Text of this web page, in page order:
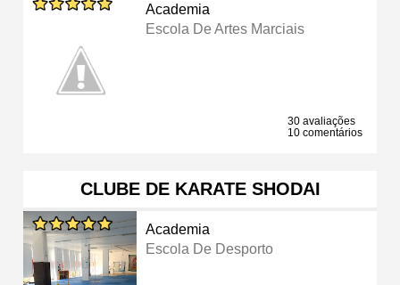
Academia
Escola De Artes Marciais
30 avaliações
10 comentários
CLUBE DE KARATE SHODAI
Academia
Escola De Desporto